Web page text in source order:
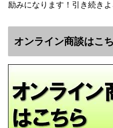
励みになります！引き続き
オンライン商談はこ